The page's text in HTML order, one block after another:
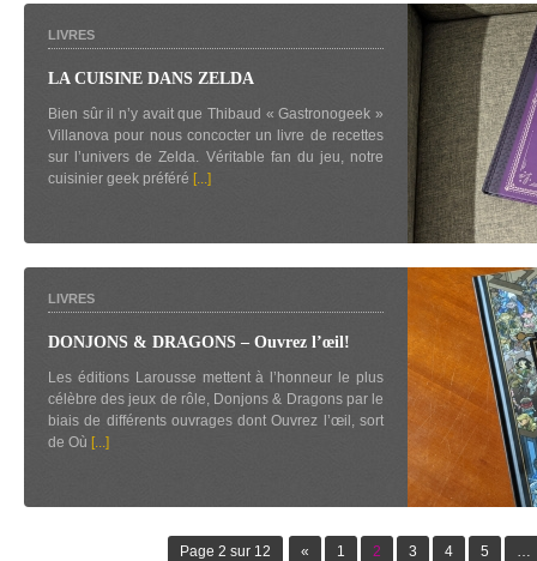
LIVRES
LA CUISINE DANS ZELDA
Bien sûr il n’y avait que Thibaud « Gastronogeek »
Villanova pour nous concocter un livre de recettes
sur l’univers de Zelda. Véritable fan du jeu, notre
cuisinier geek préféré [...]
LIVRES
DONJONS & DRAGONS – Ouvrez l’œil!
Les éditions Larousse mettent à l’honneur le plus
célèbre des jeux de rôle, Donjons & Dragons par le
biais de différents ouvrages dont Ouvrez l’œil, sort
de Où [...]
Page 2 sur 12 « 1 2 3 4 5 …